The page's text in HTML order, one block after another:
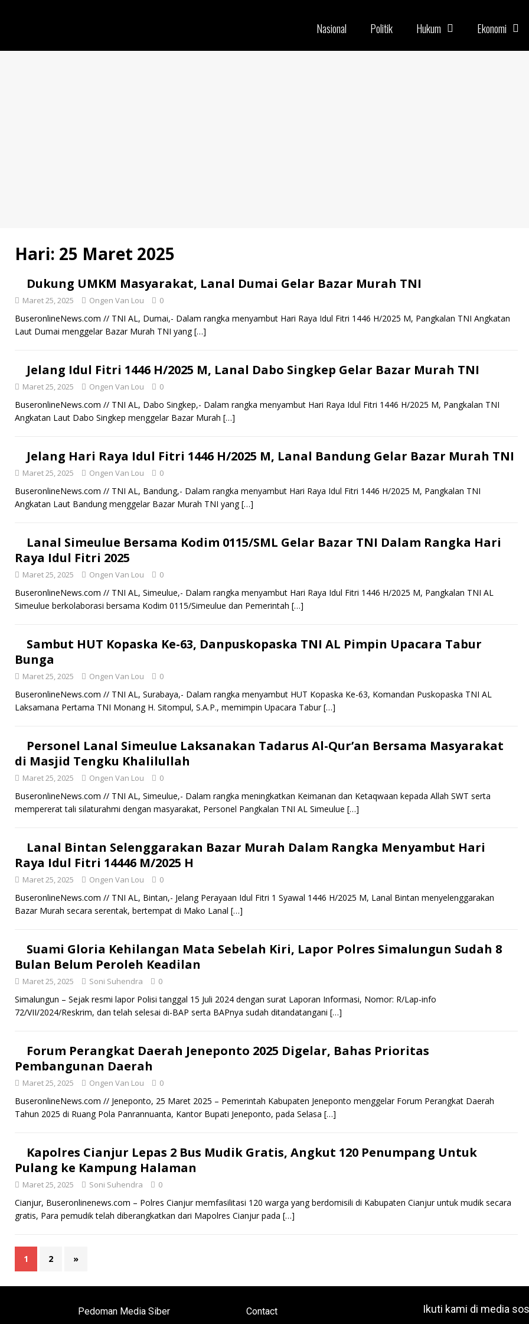
Nasional Politik Hukum Ekonomi
Hari: 25 Maret 2025
Dukung UMKM Masyarakat, Lanal Dumai Gelar Bazar Murah TNI
Maret 25, 2025 Ongen Van Lou 0
BuseronlineNews.com // TNI AL, Dumai,- Dalam rangka menyambut Hari Raya Idul Fitri 1446 H/2025 M, Pangkalan TNI Angkatan
Laut Dumai menggelar Bazar Murah TNI yang[…]
Jelang Idul Fitri 1446 H/2025 M, Lanal Dabo Singkep Gelar Bazar Murah TNI
Maret 25, 2025 Ongen Van Lou 0
BuseronlineNews.com // TNI AL, Dabo Singkep,- Dalam rangka menyambut Hari Raya Idul Fitri 1446 H/2025 M, Pangkalan TNI
Angkatan Laut Dabo Singkep menggelar Bazar Murah […]
Jelang Hari Raya Idul Fitri 1446 H/2025 M, Lanal Bandung Gelar Bazar Murah TNI
Maret 25, 2025 Ongen Van Lou 0
BuseronlineNews.com // TNI AL, Bandung,- Dalam rangka menyambut Hari Raya Idul Fitri 1446 H/2025 M, Pangkalan TNI
Angkatan Laut Bandung menggelar Bazar Murah TNI yang[…]
Lanal Simeulue Bersama Kodim 0115/SML Gelar Bazar TNI Dalam Rangka Hari
Raya Idul Fitri 2025
Maret 25, 2025 Ongen Van Lou 0
BuseronlineNews.com // TNI AL, Simeulue,- Dalam rangka menyambut Hari Raya Idul Fitri 1446 H/2025 M, Pangkalan TNI AL
Simeulue berkolaborasi bersama Kodim 0115/Simeulue dan Pemerintah […]
Sambut HUT Kopaska Ke-63, Danpuskopaska TNI AL Pimpin Upacara Tabur
Bunga
Maret 25, 2025 Ongen Van Lou 0
BuseronlineNews.com // TNI AL, Surabaya,- Dalam rangka menyambut HUT Kopaska Ke-63, Komandan Puskopaska TNI AL
Laksamana Pertama TNI Monang H. Sitompul, S.A.P., memimpin Upacara Tabur[…]
Personel Lanal Simeulue Laksanakan Tadarus Al-Qur’an Bersama Masyarakat
di Masjid Tengku Khalilullah
Maret 25, 2025 Ongen Van Lou 0
BuseronlineNews.com // TNI AL, Simeulue,- Dalam rangka meningkatkan Keimanan dan Ketaqwaan kepada Allah SWT serta
mempererat tali silaturahmi dengan masyarakat, Personel Pangkalan TNI AL Simeulue […]
Lanal Bintan Selenggarakan Bazar Murah Dalam Rangka Menyambut Hari
Raya Idul Fitri 14446 M/2025 H
Maret 25, 2025 Ongen Van Lou 0
BuseronlineNews.com // TNI AL, Bintan,- Jelang Perayaan Idul Fitri 1 Syawal 1446 H/2025 M, Lanal Bintan menyelenggarakan
Bazar Murah secara serentak, bertempat di Mako Lanal […]
Suami Gloria Kehilangan Mata Sebelah Kiri, Lapor Polres Simalungun Sudah 8
Bulan Belum Peroleh Keadilan
Maret 25, 2025 Soni Suhendra 0
Simalungun – Sejak resmi lapor Polisi tanggal 15 Juli 2024 dengan surat Laporan Informasi, Nomor: R/Lap-info
72/VII/2024/Reskrim, dan telah selesai di-BAP serta BAPnya sudah ditandatangani […]
Forum Perangkat Daerah Jeneponto 2025 Digelar, Bahas Prioritas
Pembangunan Daerah
Maret 25, 2025 Ongen Van Lou 0
BuseronlineNews.com // Jeneponto, 25 Maret 2025 – Pemerintah Kabupaten Jeneponto menggelar Forum Perangkat Daerah
Tahun 2025 di Ruang Pola Panrannuanta, Kantor Bupati Jeneponto, pada Selasa […]
Kapolres Cianjur Lepas 2 Bus Mudik Gratis, Angkut 120 Penumpang Untuk
Pulang ke Kampung Halaman
Maret 25, 2025 Soni Suhendra 0
Cianjur, Buseronlinenews.com – Polres Cianjur memfasilitasi 120 warga yang berdomisili di Kabupaten Cianjur untuk mudik secara
gratis, Para pemudik telah diberangkatkan dari Mapolres Cianjur pada […]
1 2 »
Pedoman Media Siber Contact Ikuti kami di media